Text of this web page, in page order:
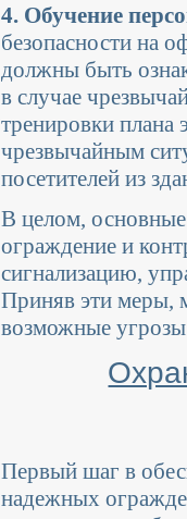
4. Обучение
безопасности на
должны быть
в случае
тренировки
чрезвычайным
посетителей из
В целом,
ограждение и
сигнализацию,
Приняв эти меры,
возможные
Первый шаг в
надежных